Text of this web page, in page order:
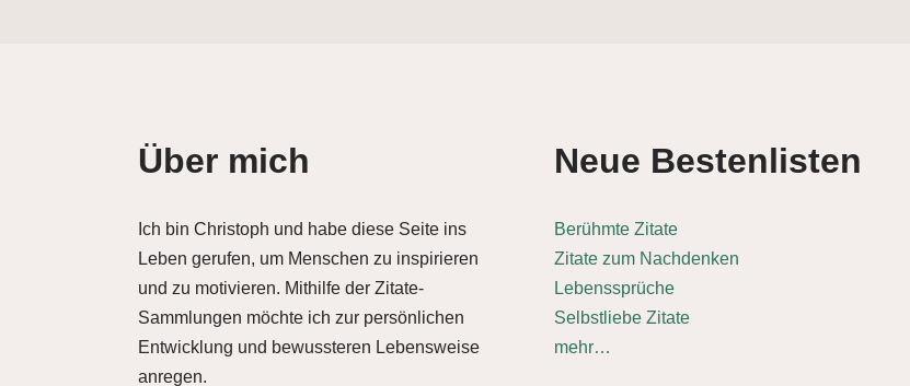
Über mich
Ich bin Christoph und habe diese Seite ins
Leben gerufen, um Menschen zu inspirieren
und zu motivieren. Mithilfe der Zitate-
Sammlungen möchte ich zur persönlichen
Entwicklung und bewussteren Lebensweise
anregen.
Neue Bestenlisten
Berühmte Zitate
Zitate zum Nachdenken
Lebenssprüche
Selbstliebe Zitate
mehr…